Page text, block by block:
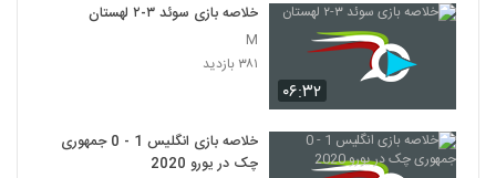
۰۶:۳۲
خلاصه بازی سوئد ۳-۲ لهستان
M
۳۸۱ بازدید
خلاصه بازی انگلیس 1 - 0 جمهوری
چک در یورو 2020